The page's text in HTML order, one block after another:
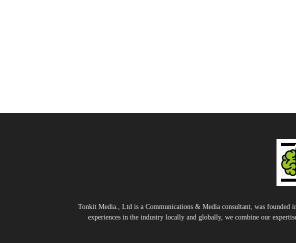
Tonkit Media., Ltd is a Communications & Media consultant, was founded
experiences in the industry locally and globally, we combine our